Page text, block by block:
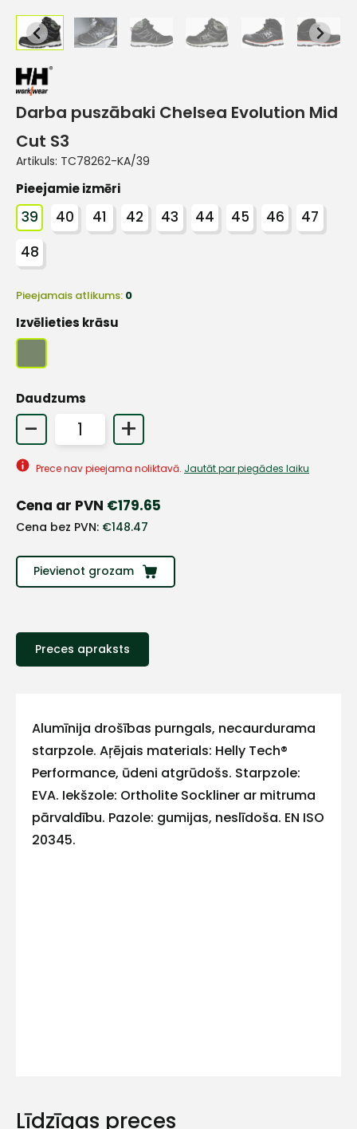
Darba puszābaki Chelsea Evolution Mid
Cut S3
Artikuls: TC78262-KA/39
Pieejamie izmēri
39 40 41 42 43 44 45 46
47
48
Pieejamais atlikums: 0
Izvēlieties krāsu
Daudzums
- +
Prece nav pieejama noliktavā. Jautāt par piegādes laiku
Cena ar PVN €179.65
Cena bez PVN: €148.47
Pievienot grozam
Preces apraksts
Alumīnija drošības purngals, necaurdurama
starpzole. Aŗējais materials: Helly Tech®
Performance, ūdeni atgrūdošs. Starpzole:
EVA. Iekšzole: Ortholite Sockliner ar mitruma
pārvaldību. Pazole: gumijas, neslīdoša. EN ISO
20345.
Līdzīgas preces
Sazinies
ar
mums!
Atbildēsim
+